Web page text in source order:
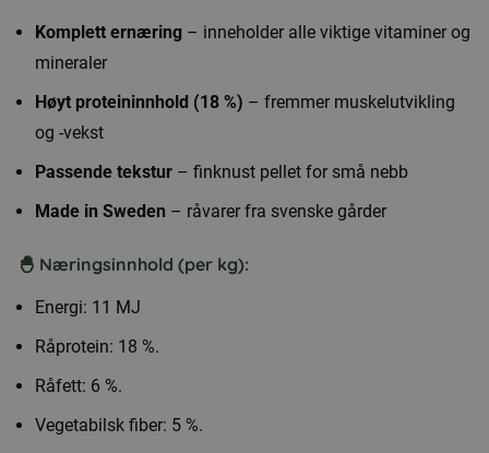
Komplett ernæring – inneholder alle viktige vitaminer og
mineraler
Høyt proteininnhold (18 %) – fremmer muskelutvikling
og -vekst
Passende tekstur – finknust pellet for små nebb
Made in Sweden – råvarer fra svenske gårder
🐣 Næringsinnhold (per kg):
Energi: 11 MJ
Råprotein: 18 %.
Råfett: 6 %.
Vegetabilsk fiber: 5 %.